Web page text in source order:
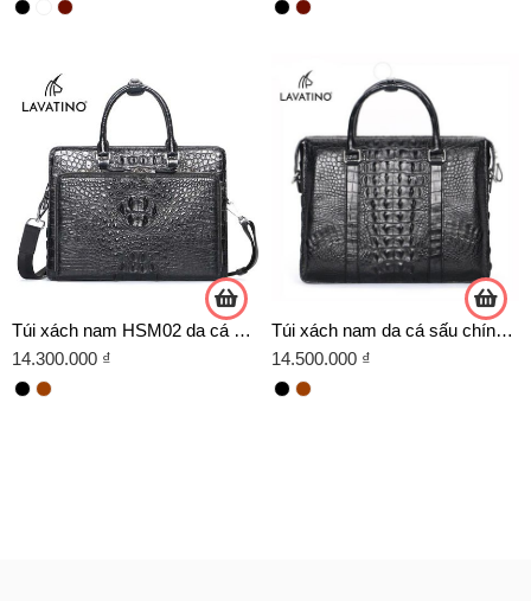
Túi xách nam HSM02 da cá sấu 100%
14.300.000 ₫
Túi xách nam da cá sấu chính hãng Lavatino HSM01
14.500.000 ₫